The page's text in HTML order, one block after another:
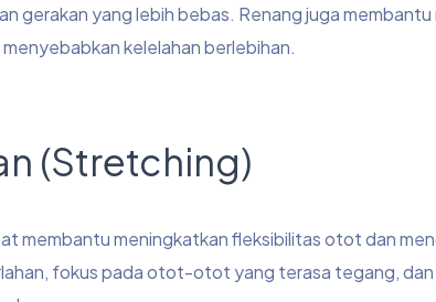
gerakan yang lebih bebas. Renang juga
kelelahan berlebihan.
(Stretching)
membantu meningkatkan fleksibilitas otot dan
fokus pada otot-otot yang terasa tegang, dan